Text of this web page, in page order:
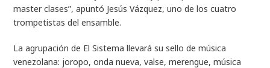
master clases”, apuntó Jesús Vázquez, uno de los cuatro
trompetistas del ensamble.
La agrupación de El Sistema llevará su sello de música
venezolana: joropo, onda nueva, valse, merengue, música